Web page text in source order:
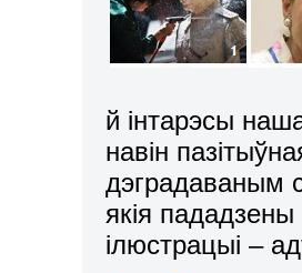
й інтарэсы
навін
дэградаваным
якія
ілюстрацыі –